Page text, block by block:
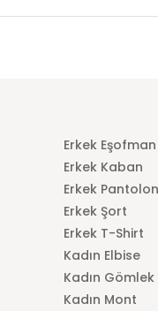
Erkek Eşofman
Erkek Kaban
Erkek Pantolon
Erkek Şort
Erkek T-Shirt
Kadın Elbise
Kadın Gömlek
Kadın Mont